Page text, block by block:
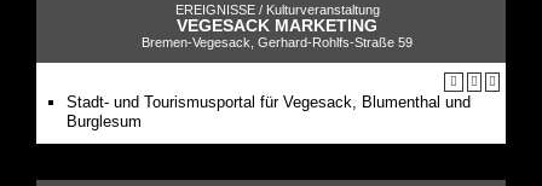
EREIGNISSE / Kulturveranstaltung
VEGESACK MARKETING
Bremen-Vegesack, Gerhard-Rohlfs-Straße 59
Stadt- und Tourismusportal für Vegesack, Blumenthal und
Burglesum